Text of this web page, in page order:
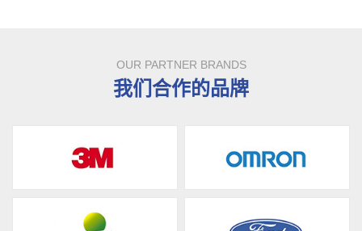
OUR PARTNER BRANDS
我们合作的品牌